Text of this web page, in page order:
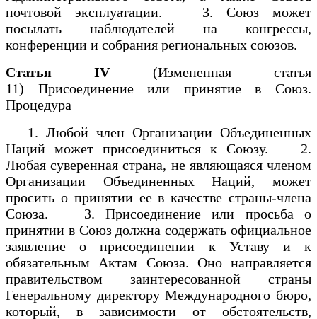
почтовой эксплуатации. 3. Союз может
посылать наблюдателей на конгрессы,
конференции и собрания региональных союзов.
Статья IV(Измененная статья
11) Присоединение или принятие в Союз.
Процедура
1. Любой член Организации Объединенных
Наций может присоединиться к Союзу. 2.
Любая суверенная страна, не являющаяся членом
Организации Объединенных Наций, может
просить о принятии ее в качестве страны-члена
Союза. 3. Присоединение или просьба о
принятии в Союз должна содержать официальное
заявление о присоединении к Уставу и к
обязательным Актам Союза. Оно направляется
правительством заинтересованной страны
Генеральному директору Международного бюро,
который, в зависимости от обстоятельств,